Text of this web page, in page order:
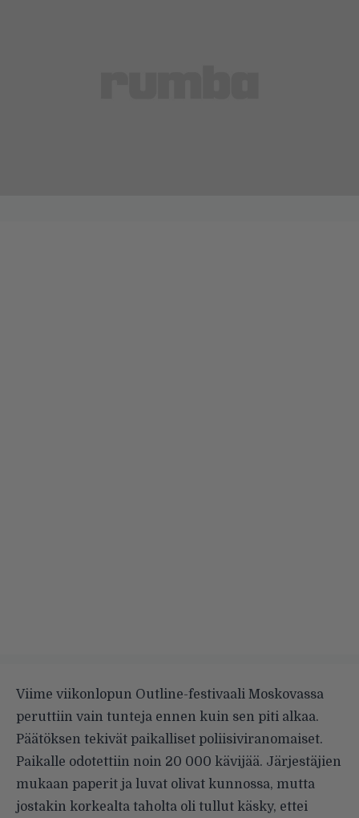
Viime viikonlopun Outline-festivaali Moskovassa
peruttiin vain tunteja ennen kuin sen piti alkaa.
Päätöksen tekivät paikalliset poliisiviranomaiset.
Paikalle odotettiin noin 20 000 kävijää. Järjestäjien
mukaan paperit ja luvat olivat kunnossa, mutta
jostakin korkealta taholta oli tullut käsky, ettei